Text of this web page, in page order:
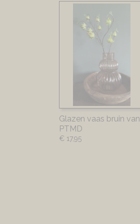
Glazen vaas bruin van
PTMD
€ 17,95